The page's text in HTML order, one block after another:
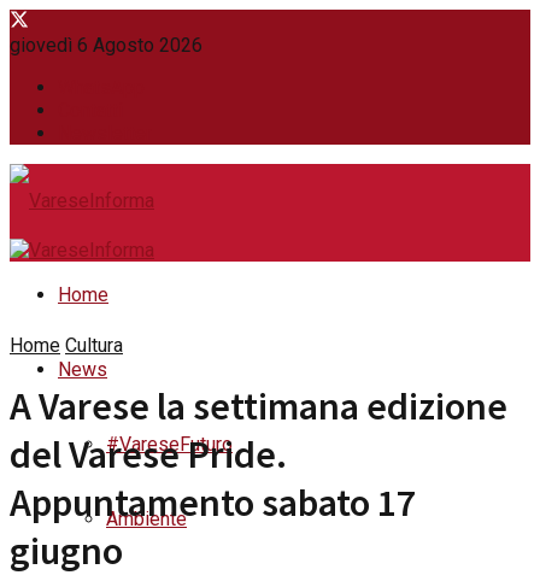
giovedì 6 Agosto 2026
Home
News
#VareseFuturo
Ambiente
Home Cultura
A Varese la settimana edizione
del Varese Pride.
Appuntamento sabato 17
giugno